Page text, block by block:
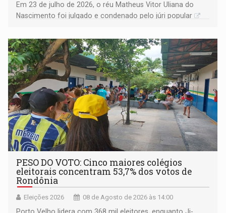
Em 23 de julho de 2026, o réu Matheus Vitor Uliana do
Nascimento foi julgado e condenado pelo júri popular
PESO DO VOTO: Cinco maiores colégios
eleitorais concentram 53,7% dos votos de
Rondônia
Eleições 2026 08 de Agosto de 2026 às 14:00